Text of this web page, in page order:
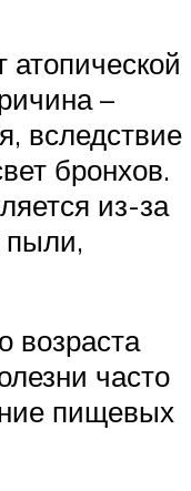
–
вследствие
бронхов.
из-за
пыли,
возраста
часто
пищевых